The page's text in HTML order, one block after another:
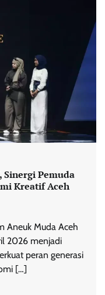
Sinergi Pemuda
Kreatif Aceh
Aneuk Muda Aceh
2026 menjadi
peran generasi
[…]